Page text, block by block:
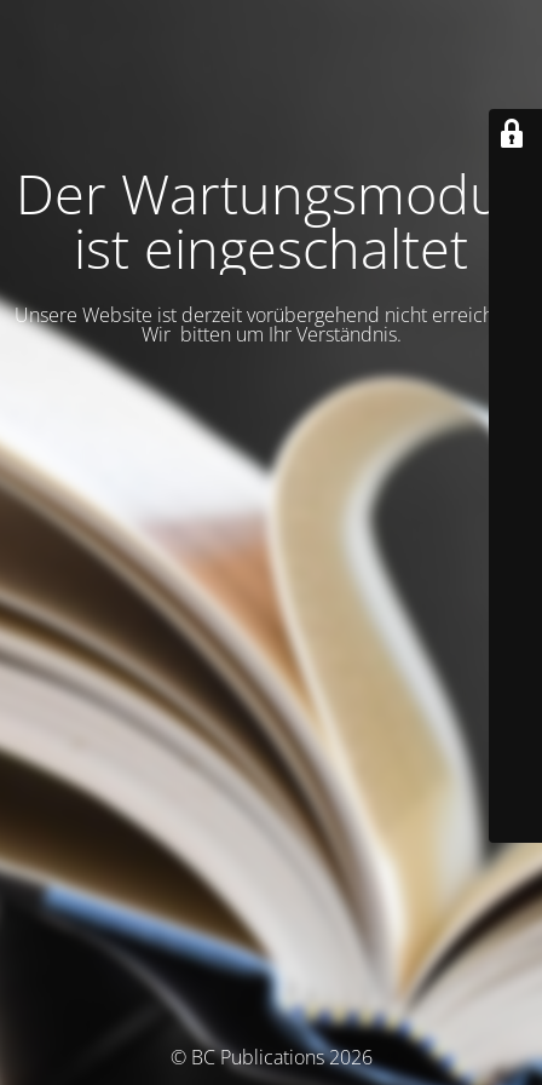
Der Wartungsmodus
ist eingeschaltet
Unsere Website ist derzeit vorübergehend nicht erreichbar.
Wir bitten um Ihr Verständnis.
© BC Publications 2026